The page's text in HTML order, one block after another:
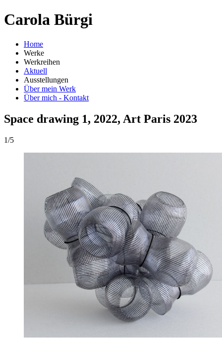
Carola Bürgi
Home
Werke
Werkreihen
Aktuell
Ausstellungen
Über mein Werk
Über mich - Kontakt
Space drawing 1, 2022, Art Paris 2023
1/5